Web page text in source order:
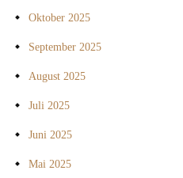
Oktober 2025
September 2025
August 2025
Juli 2025
Juni 2025
Mai 2025